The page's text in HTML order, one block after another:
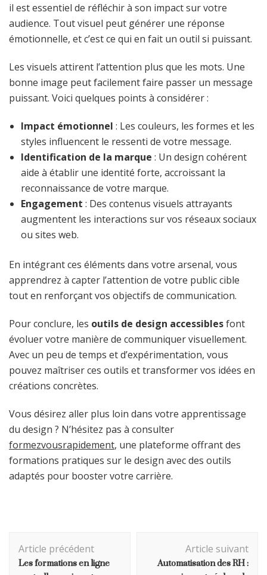
il est essentiel de réfléchir à son impact sur votre
audience. Tout visuel peut générer une réponse
émotionnelle, et c’est ce qui en fait un outil si puissant.
Les visuels attirent l’attention plus que les mots. Une
bonne image peut facilement faire passer un message
puissant. Voici quelques points à considérer :
Impact émotionnel : Les couleurs, les formes et les
styles influencent le ressenti de votre message.
Identification de la marque : Un design cohérent
aide à établir une identité forte, accroissant la
reconnaissance de votre marque.
Engagement : Des contenus visuels attrayants
augmentent les interactions sur vos réseaux sociaux
ou sites web.
En intégrant ces éléments dans votre arsenal, vous
apprendrez à capter l’attention de votre public cible
tout en renforçant vos objectifs de communication.
Pour conclure, les outils de design accessiblesfont
évoluer votre manière de communiquer visuellement.
Avec un peu de temps et d’expérimentation, vous
pouvez maîtriser ces outils et transformer vos idées en
créations concrètes.
Vous désirez aller plus loin dans votre apprentissage
du design ? N’hésitez pas à consulter
formezvousrapidement, une plateforme offrant des
formations pratiques sur le design avec des outils
adaptés pour booster votre carrière.
d'article
Article précédent
Les formations en ligne
Article suivant
Automatisation des RH :